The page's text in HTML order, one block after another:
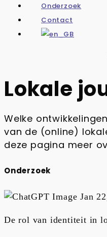
Onderzoek
Contact
Lokale
Welke
van de (online)
deze pagina meer
Onderzoek
De rol van identiteit in